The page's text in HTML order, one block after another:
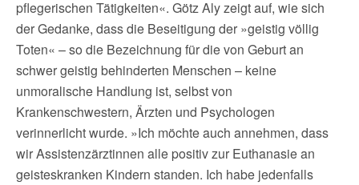
pflegerischen Tätigkeiten«. Götz Aly zeigt auf, wie sich
der Gedanke, dass die Beseitigung der »geistig völlig
Toten« – so die Bezeichnung für die von Geburt an
schwer geistig behinderten Menschen – keine
unmoralische Handlung ist, selbst von
Krankenschwestern, Ärzten und Psychologen
verinnerlicht wurde. »Ich möchte auch annehmen, dass
wir Assistenzärztinnen alle positiv zur Euthanasie an
geisteskranken Kindern standen. Ich habe jedenfalls